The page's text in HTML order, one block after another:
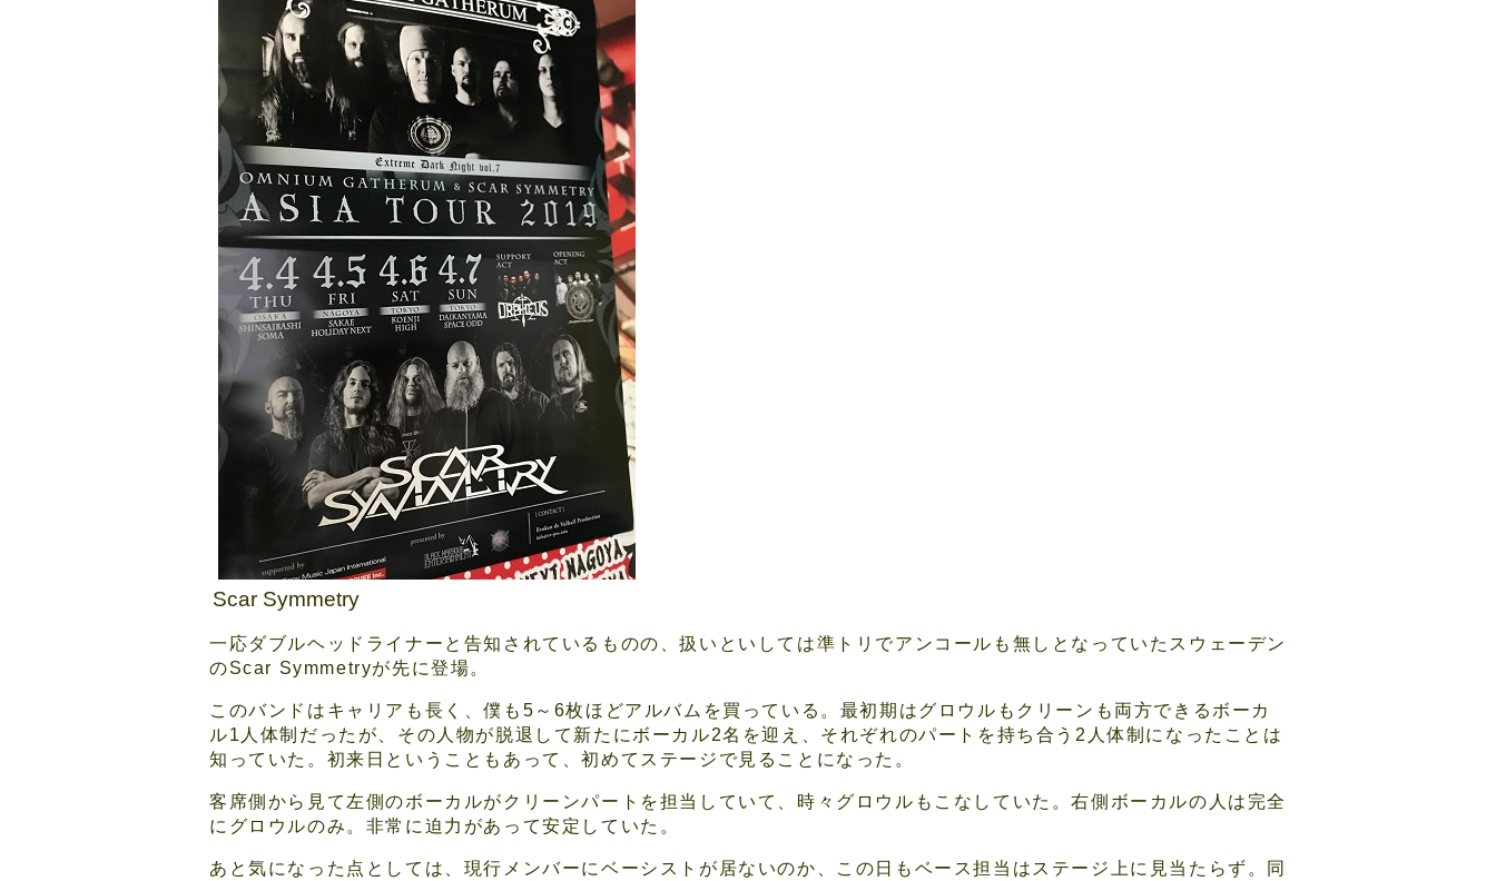
Scar Symmetry
一応ダブルヘッドライナーと告知されているものの、扱いといしては準トリでアンコールも無しとなっていたスウェーデン
のScar Symmetryが先に登場。
このバンドはキャリアも長く、僕も5～6枚ほどアルバムを買っている。最初期はグロウルもクリーンも両方できるボーカ
ル1人体制だったが、その人物が脱退して新たにボーカル2名を迎え、それぞれのパートを持ち合う2人体制になったことは
知っていた。初来日ということもあって、初めてステージで見ることになった。
客席側から見て左側のボーカルがクリーンパートを担当していて、時々グロウルもこなしていた。右側ボーカルの人は完全
にグロウルのみ。非常に迫力があって安定していた。
あと気になった点としては、現行メンバーにベーシストが居ないのか、この日もベース担当はステージ上に見当たらず。同